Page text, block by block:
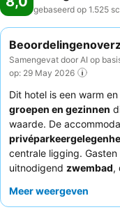
gebaseerd op 1.525
Samengevat door AI op
op: 29 May 2026
Dit hotel is een warm
groepen en gezinnen
waarde. De
centrale ligging.
uitnodigend zwembad,
personeel worden
Meer weergeven